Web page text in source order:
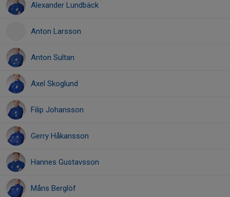
Alexander Lundbäck
Anton Larsson
Anton Sultan
Axel Skoglund
Filip Johansson
Gerry Håkansson
Hannes Gustavsson
Måns Berglöf